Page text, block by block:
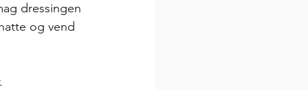
dressingen
og vend